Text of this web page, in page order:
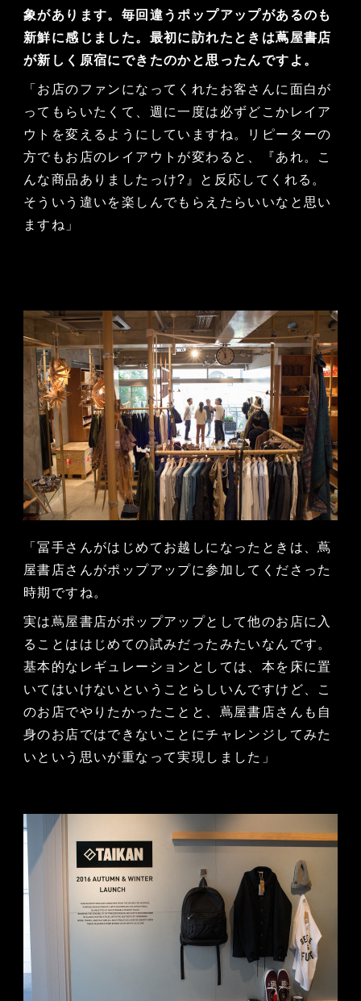
象があります。毎回違うポップアップがあるのも
新鮮に感じました。最初に訪れたときは蔦屋書店
が新しく原宿にできたのかと思ったんですよ。
「お店のファンになってくれたお客さんに面白が
ってもらいたくて、週に一度は必ずどこかレイア
ウトを変えるようにしていますね。リピーターの
方でもお店のレイアウトが変わると、『あれ。こ
んな商品ありましたっけ?』と反応してくれる。
そういう違いを楽しんでもらえたらいいなと思い
ますね」
「冨手さんがはじめてお越しになったときは、蔦
屋書店さんがポップアップに参加してくださった
時期ですね。
実は蔦屋書店がポップアップとして他のお店に入
ることははじめての試みだったみたいなんです。
基本的なレギュレーションとしては、本を床に置
いてはいけないということらしいんですけど、こ
のお店でやりたかったことと、蔦屋書店さんも自
身のお店ではできないことにチャレンジしてみた
いという思いが重なって実現しました」